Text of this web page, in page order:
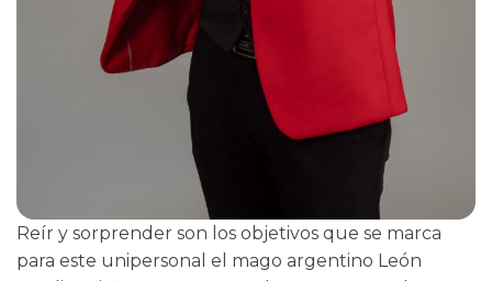
Reír y sorprender son los objetivos que se marca
para este unipersonal el mago argentino León